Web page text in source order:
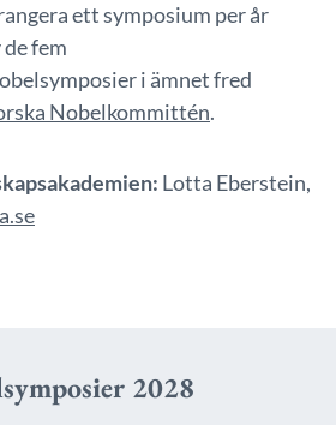
ett symposium per år
fem
i ämnet fred
Nobelkommittén.
Lotta Eberstein,
2028